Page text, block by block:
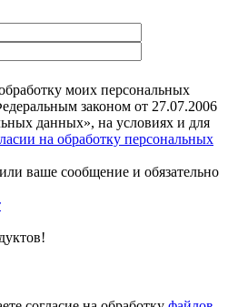
моих персональных
законом от 27.07.2006
данных», на условиях и для
на обработку персональных
ваше сообщение и обязательно